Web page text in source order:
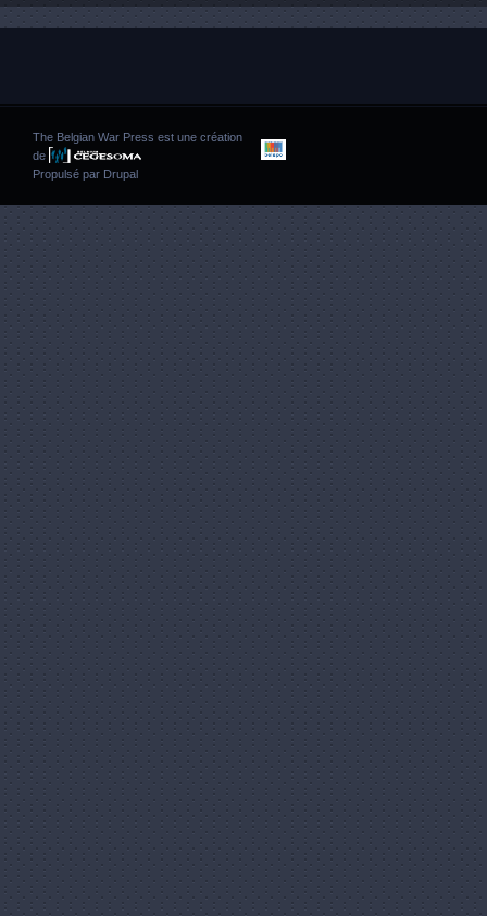
The Belgian War Press est une création
de
Propulsé par Drupal